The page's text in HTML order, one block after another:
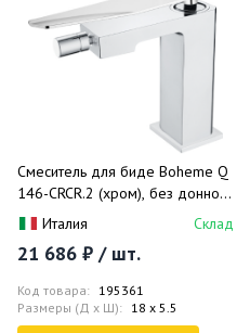
Смеситель для биде Boheme Q
146-CRCR.2 (хром), без донного
клапанаИталия Склад
21 686 ₽ / шт.
Код товара: 195361
Размеры (Д x Ш): 18 x 5.5